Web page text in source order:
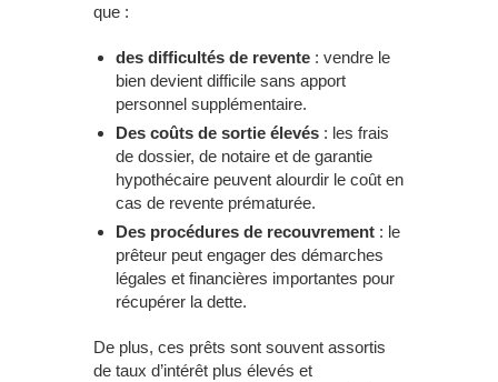
que :
des difficultés de revente : vendre le
bien devient difficile sans apport
personnel supplémentaire.
Des coûts de sortie élevés : les frais
de dossier, de notaire et de garantie
hypothécaire peuvent alourdir le coût en
cas de revente prématurée.
Des procédures de recouvrement : le
prêteur peut engager des démarches
légales et financières importantes pour
récupérer la dette.
De plus, ces prêts sont souvent assortis
de taux d’intérêt plus élevés et